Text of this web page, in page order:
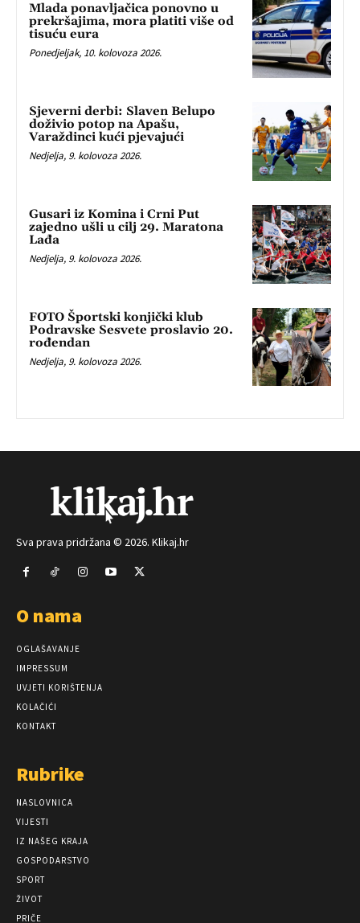
Mlada ponavljačica ponovno u
prekršajima, mora platiti više od
tisuću eura
Ponedjeljak, 10. kolovoza 2026.
Sjeverni derbi: Slaven Belupo
doživio potop na Apašu,
Varaždinci kući pjevajući
Nedjelja, 9. kolovoza 2026.
Gusari iz Komina i Crni Put
zajedno ušli u cilj 29. Maratona
Lađa
Nedjelja, 9. kolovoza 2026.
FOTO Športski konjički klub
Podravske Sesvete proslavio 20.
rođendan
Nedjelja, 9. kolovoza 2026.
Sva prava pridržana © 2026. Klikaj.hr
O nama
OGLAŠAVANJE
IMPRESSUM
UVJETI KORIŠTENJA
KOLAČIĆI
KONTAKT
Rubrike
NASLOVNICA
VIJESTI
IZ NAŠEG KRAJA
GOSPODARSTVO
SPORT
ŽIVOT
PRIČE